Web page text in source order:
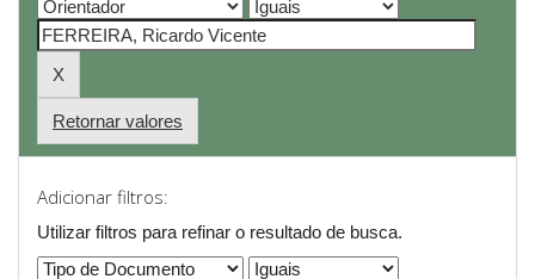
Retornar valores
Adicionar filtros:
Utilizar filtros para refinar o resultado de busca.